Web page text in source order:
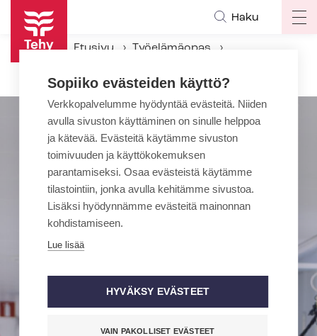
Hyppää
pääsisältöön
Haku
Etusivu
Työelämäopas
HYVTES – Hyvinvointialan yleinen virka- ja työehtosopimus
Sopiiko evästeiden käyttö?
Verkkopalvelumme hyödyntää evästeitä. Niiden
avulla sivuston käyttäminen on sinulle helppoa
ja kätevää. Evästeitä käytämme sivuston
toimivuuden ja käyttökokemuksen
parantamiseksi. Osaa evästeistä käytämme
tilastointiin, jonka avulla kehitämme sivustoa.
Lisäksi hyödynnämme evästeitä mainonnan
kohdistamiseen.
Lue lisää
HYVÄKSY EVÄSTEET
VAIN PAKOLLISET EVÄSTEET